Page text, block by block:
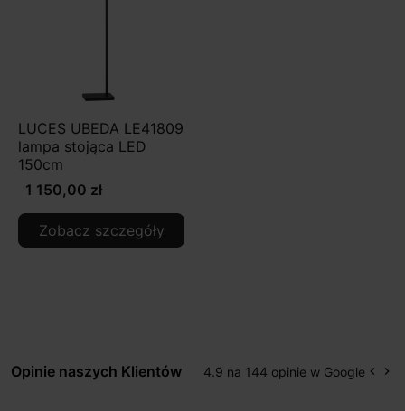
LUCES UBEDA LE41809
lampa stojąca LED
150cm
1 150,00 zł
Zobacz szczegóły
Opinie naszych Klientów 4.9 na 144 opinie w Google keyboard_arrow_left keyboard_arrow_right